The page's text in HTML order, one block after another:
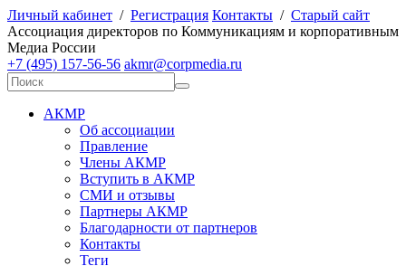
Личный кабинет / Регистрация Контакты / Старый сайт
Ассоциация директоров по Коммуникациям и корпоративным
Медиа России
+7 (495) 157-56-56 akmr@corpmedia.ru
АКМР
Об ассоциации
Правление
Члены АКМР
Вступить в АКМР
СМИ и отзывы
Партнеры АКМР
Благодарности от партнеров
Контакты
Теги